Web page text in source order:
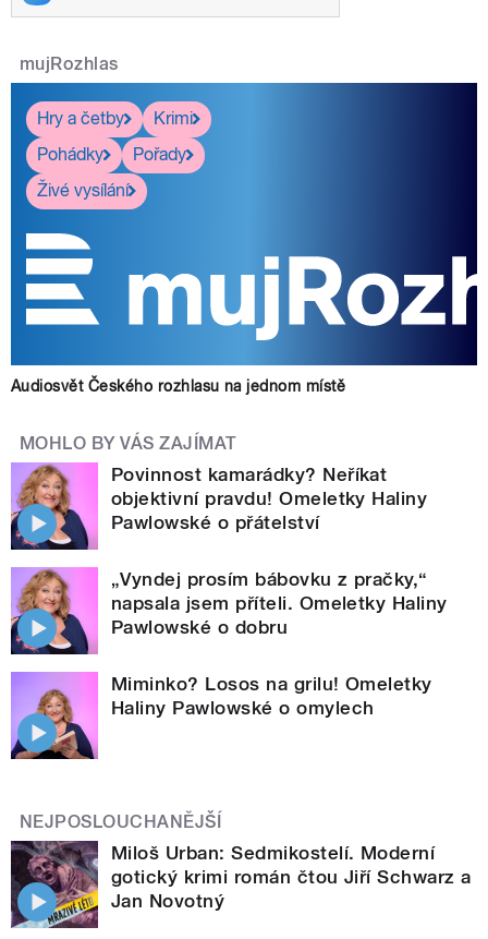
mujRozhlas
Hry a četby
Krimi
Pohádky
Pořady
Živé vysílání
Audiosvět Českého rozhlasu na jednom místě
MOHLO BY VÁS ZAJÍMAT
Povinnost kamarádky? Neříkat
objektivní pravdu! Omeletky Haliny
Pawlowské o přátelství
„Vyndej prosím bábovku z pračky,“
napsala jsem příteli. Omeletky Haliny
Pawlowské o dobru
Miminko? Losos na grilu! Omeletky
Haliny Pawlowské o omylech
NEJPOSLOUCHANĚJŠÍ
Miloš Urban: Sedmikostelí. Moderní
gotický krimi román čtou Jiří Schwarz a
Jan Novotný